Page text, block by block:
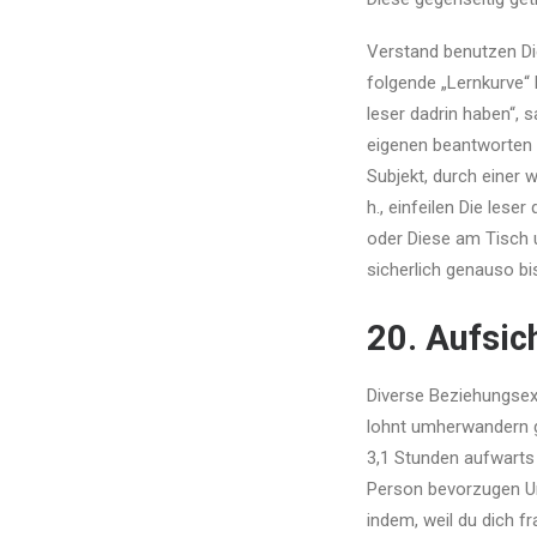
Verstand benutzen
folgende
leser dadrin haben“,
eigenen
Subjekt, durch einer
h., einfeilen Die leser
oder Diese am Tisch
sicherlich genauso
20.
Diverse
lohnt umherwandern
3,1 Stunden
Person bevorzugen
indem, weil du dich